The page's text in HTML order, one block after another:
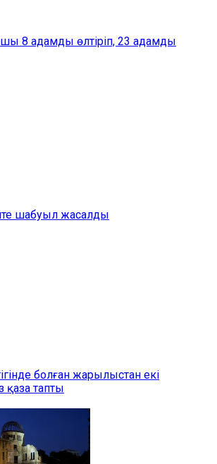
8 адамды өлтіріп, 23 адамды
шабуыл жасалды
болған жарылыстан екі
қаза тапты